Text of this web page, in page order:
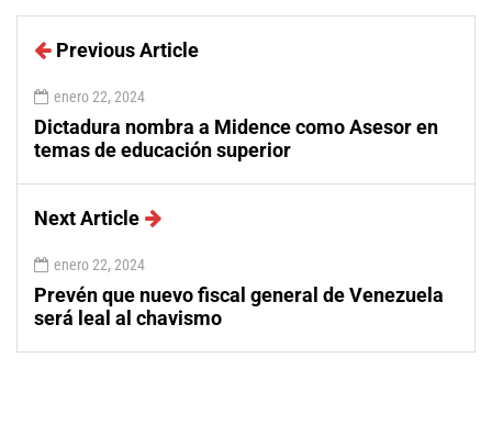
Previous Article
enero 22, 2024
Dictadura nombra a Midence como Asesor en
temas de educación superior
Next Article
enero 22, 2024
Prevén que nuevo fiscal general de Venezuela
será leal al chavismo